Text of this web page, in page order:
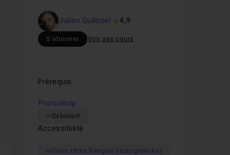
Julien Guillotel 4,9
S'abonner Voir ses cours
Prérequis
Photoshop
Débutant
Accessibilité
Sous-titres français (autogénérés)